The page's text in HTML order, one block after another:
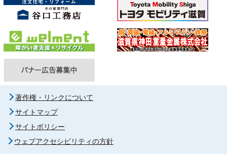
著作権・リンクについて
サイトマップ
サイトポリシー
ウェブアクセシビリティの方針